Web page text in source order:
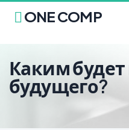
ONE COMP
Каким
будущего?